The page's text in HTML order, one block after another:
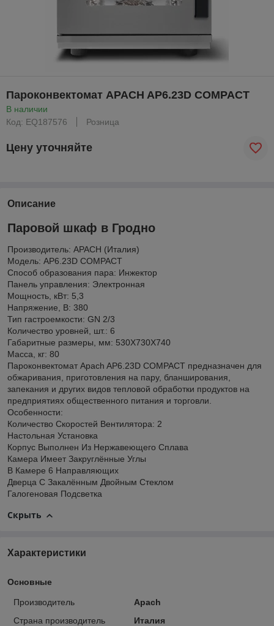
Пароконвектомат APACH AP6.23D COMPACT
В наличии
Код: EQ187576
Розница
Цену уточняйте
Описание
Паровой шкаф в Гродно
Производитель: APACH (Италия)
Модель: AP6.23D COMPACT
Способ образования пара: Инжектор
Панель управления: Электронная
Мощность, кВт: 5,3
Напряжение, В: 380
Тип гастроемкости: GN 2/3
Количество уровней, шт.: 6
Габаритные размеры, мм: 530Х730Х740
Масса, кг: 80
Пароконвектомат Apach AP6.23D COMPACT предназначен для
обжаривания, приготовления на пару, бланширования,
запекания и других видов тепловой обработки продуктов на
предприятиях общественного питания и торговли.
Особенности:
Количество Скоростей Вентилятора: 2
Настольная Установка
Корпус Выполнен Из Нержавеющего Сплава
Камера Имеет Закруглённые Углы
В Камере 6 Направляющих
Дверца С Закалённым Двойным Стеклом
Галогеновая Подсветка
Скрыть
Характеристики
Основные
Производитель
Apach
Страна производитель
Италия